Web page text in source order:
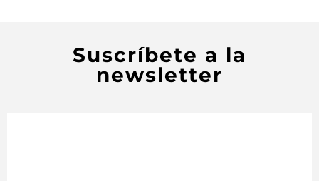
Suscríbete a la
newsletter